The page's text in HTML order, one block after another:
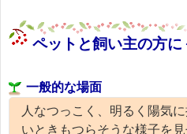
ペットと飼い主の方に
一般的な場面
人なつっこく、明るく陽気
いときもつらそうな様子を